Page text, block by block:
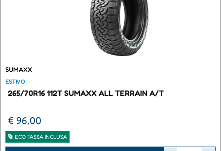
SUMAXX
ESTIVO
265/70R16 112T SUMAXX ALL TERRAIN A/T
€ 96,00
ECO TASSA INCLUSA